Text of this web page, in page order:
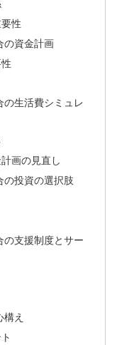
性
の資金計画
の生活費シミュレ
画の見直し
の投資の選択肢
の支援制度とサー
え